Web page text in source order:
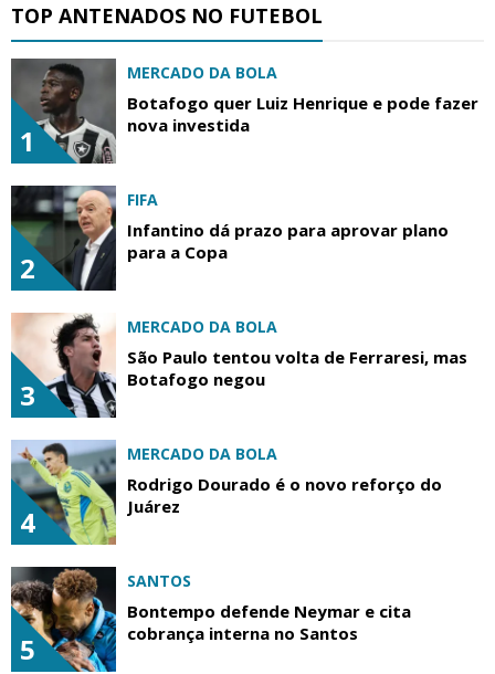
TOP ANTENADOS NO FUTEBOL
1
MERCADO DA BOLA
Botafogo quer Luiz Henrique e pode fazer
nova investida
2
FIFA
Infantino dá prazo para aprovar plano
para a Copa
3
MERCADO DA BOLA
São Paulo tentou volta de Ferraresi, mas
Botafogo negou
4
MERCADO DA BOLA
Rodrigo Dourado é o novo reforço do
Juárez
5
SANTOS
Bontempo defende Neymar e cita
cobrança interna no Santos